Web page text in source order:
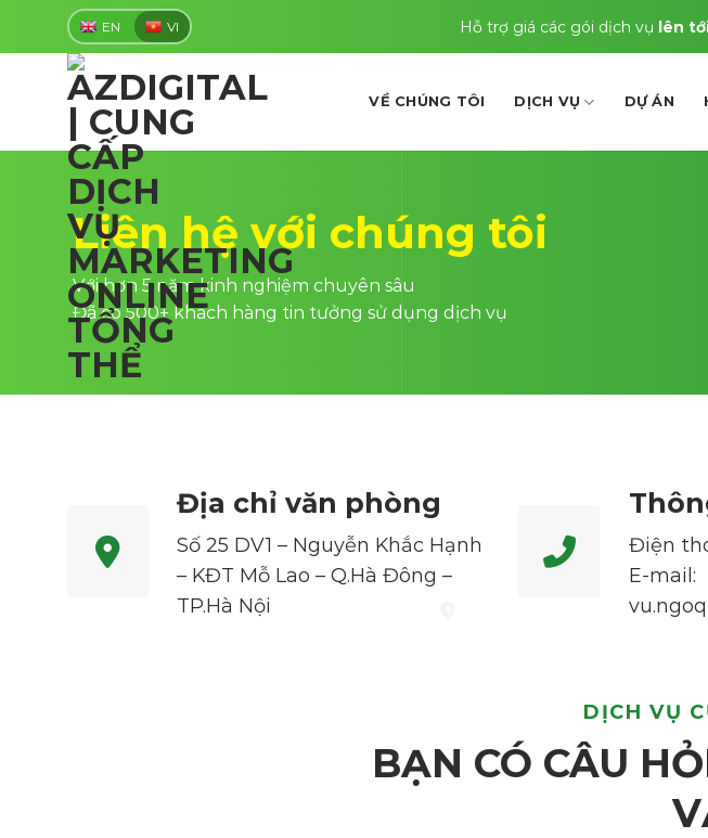
content
EN VI Hỗ trợ giá các gói dịch vụ lên
VỀ CHÚNG TÔI DỊCH VỤ DỰ ÁN
Liên hệ với chúng tôi
Với hơn 5 năm kinh nghiệm chuyên sâu
Đã có 500+ khách hàng tin tưởng sử dụng dịch vụ
Địa chỉ văn phòng
Số 25 DV1 – Nguyễn Khắc Hạnh
– KĐT Mỗ Lao – Q.Hà Đông –
TP.Hà Nội
Điện
E-mail:
DỊCH VỤ
BẠN CÓ CÂU